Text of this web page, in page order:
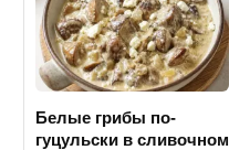
Белые грибы по-
гуцульски в сливочном